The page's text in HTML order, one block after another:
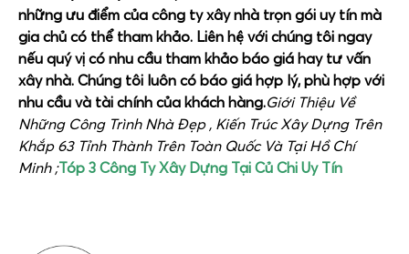
những ưu điểm của công ty xây nhà trọn gói uy tín mà
gia chủ có thể tham khảo. Liên hệ với chúng tôi ngay
nếu quý vị có nhu cầu tham khảo báo giá hay tư vấn
xây nhà. Chúng tôi luôn có báo giá hợp lý, phù hợp với
nhu cầu và tài chính của khách hàng.Giới Thiệu Về
Những Công Trình Nhà Đẹp , Kiến Trúc Xây Dựng Trên
Khắp 63 Tỉnh Thành Trên Toàn Quốc Và Tại Hồ Chí
Minh ;Tóp 3 Công Ty Xây Dựng Tại Củ Chi Uy Tín